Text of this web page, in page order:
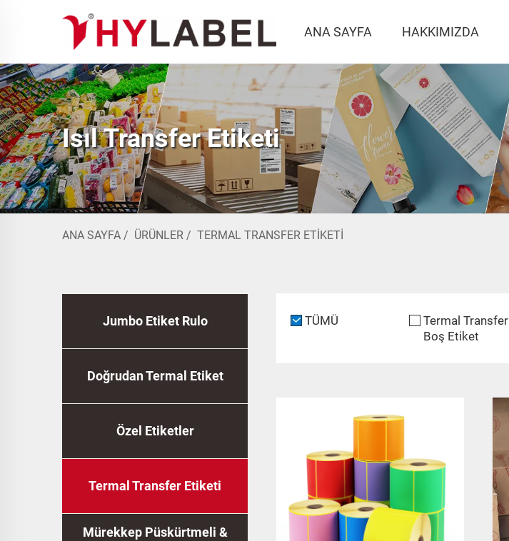
ANA SAYFA HAKKIMIZDA
Isıl Transfer Etiketi
ANA SAYFA / ÜRÜNLER / TERMAL TRANSFER ETIKETI
Jumbo Etiket Rulo
Doğrudan Termal Etiket
Özel Etiketler
Termal Transfer Etiketi
Mürekkep Püskürtmeli &
TÜMÜ
Termal Transfer
Boş Etiket